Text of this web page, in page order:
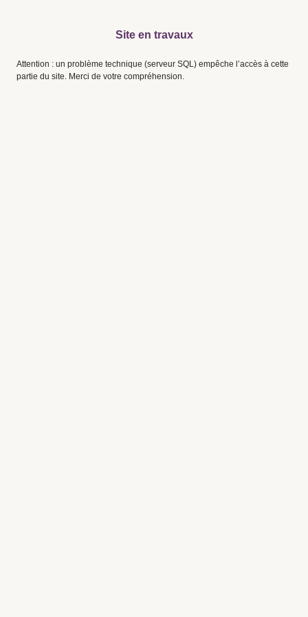
Site en travaux
Attention : un problème technique (serveur SQL) empêche l’accès à cette
partie du site. Merci de votre compréhension.